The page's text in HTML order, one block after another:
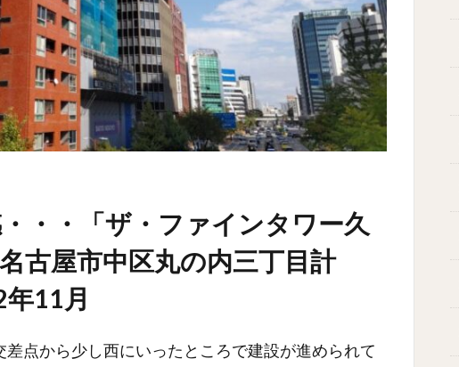
・・「ザ・ファインタワー久
古屋市中区丸の内三丁目計
11月
点から少し西にいったところで建設が進められて